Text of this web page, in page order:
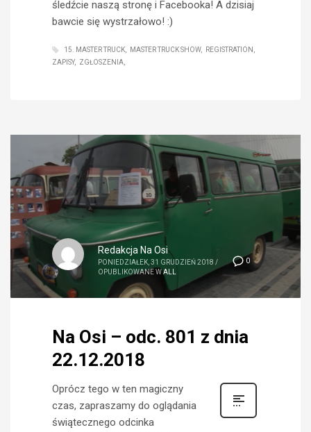
śledźcie naszą stronę i Facebooka! A dzisiaj
bawcie się wystrzałowo! :)
15. MASTER TRUCK MASTER TRUCK SHOW
REGISTRATION
ZAPISY
ZGŁOSZENIA
0
Redakcja Na Osi
PONIEDZIAŁEK, 31 GRUDZIEŃ 2018 /
OPUBLIKOWANE WALL
Na Osi – odc. 801 z dnia
22.12.2018
Oprócz tego w ten magiczny
czas, zapraszamy do oglądania
świątecznego odcinka